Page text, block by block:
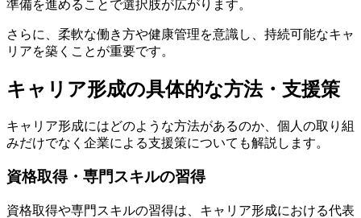
準備を進めることで選択肢が広がります。
さらに、柔軟な働き方や健康管理を意識し、持続可能なキャ
リアを築くことが重要です。
キャリア形成の具体的な方法・支援策
キャリア形成にはどのような方法があるのか、個人の取り組
みだけでなく企業による支援策についても解説します。
資格取得・専門スキルの習得
資格取得や専門スキルの習得は、キャリア形成における代表